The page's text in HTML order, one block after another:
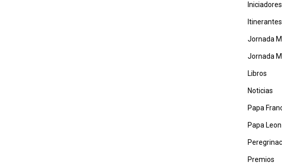
Iniciadores
Itinerantes
Jornada
Jornada
Libros
Noticias
Papa
Papa
Premios